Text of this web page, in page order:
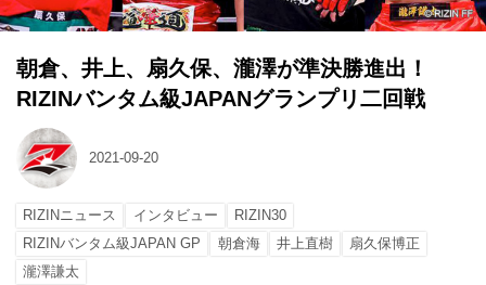
朝倉、井上、扇久保、瀧澤が準決勝進出！
RIZINバンタム級JAPANグランプリ二回戦
2021-09-20
RIZINニュース インタビュー
RIZIN30
RIZINバンタム級JAPAN GP
朝倉海 井上直樹
扇久保博正
瀧澤謙太